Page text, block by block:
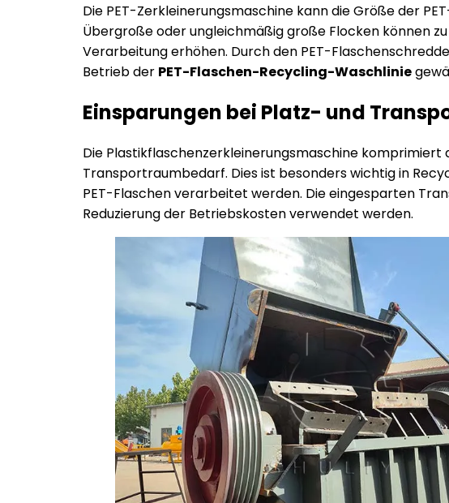
Die PET-Zerkleinerungsmaschine kann die Größe der
Übergroße oder ungleichmäßig große Flocken können
Verarbeitung erhöhen. Durch den PET-
Betrieb der PET-Flaschen-Recycling-Waschlinie
Einsparungen bei Platz- und
Die Plastikflaschenzerkleinerungsmaschine komprimiert
Transportraumbedarf. Dies ist besonders wichtig in
PET-Flaschen verarbeitet werden. Die eingesparten
Reduzierung der Betriebskosten verwendet werden.